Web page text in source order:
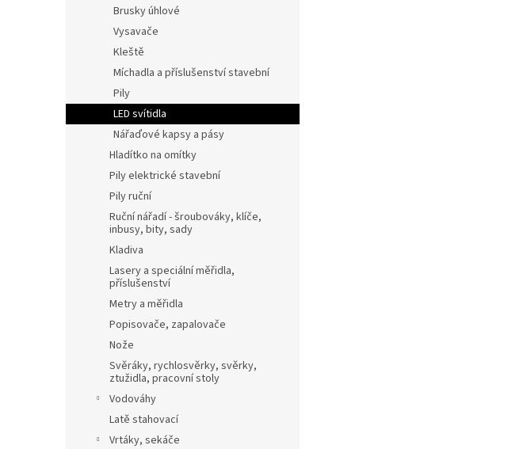
Brusky úhlové
Vysavače
Kleště
Míchadla a příslušenství stavební
Pily
LED svítidla
Nářaďové kapsy a pásy
Hladítko na omítky
Pily elektrické stavební
Pily ruční
Ruční nářadí - šroubováky, klíče,
inbusy, bity, sady
Kladiva
Lasery a speciální měřidla,
příslušenství
Metry a měřidla
Popisovače, zapalovače
Nože
Svěráky, rychlosvěrky, svěrky,
ztužidla, pracovní stoly
Vodováhy
Latě stahovací
Vrtáky, sekáče